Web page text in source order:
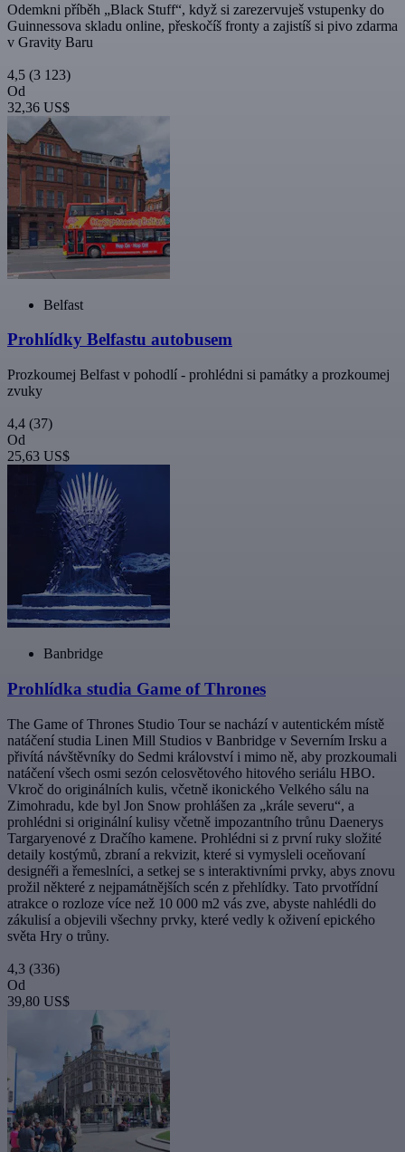
Odemkni příběh „Black Stuff“, když si zarezervuješ vstupenky do
Guinnessova skladu online, přeskočíš fronty a zajistíš si pivo zdarma
v Gravity Baru
4,5 (3 123)
Od
32,36 US$
Belfast
Prohlídky Belfastu autobusem
Prozkoumej Belfast v pohodlí - prohlédni si památky a prozkoumej
zvuky
4,4 (37)
Od
25,63 US$
Banbridge
Prohlídka studia Game of Thrones
The Game of Thrones Studio Tour se nachází v autentickém místě
natáčení studia Linen Mill Studios v Banbridge v Severním Irsku a
přivítá návštěvníky do Sedmi království i mimo ně, aby prozkoumali
natáčení všech osmi sezón celosvětového hitového seriálu HBO.
Vkroč do originálních kulis, včetně ikonického Velkého sálu na
Zimohradu, kde byl Jon Snow prohlášen za „krále severu“, a
prohlédni si originální kulisy včetně impozantního trůnu Daenerys
Targaryenové z Dračího kamene. Prohlédni si z první ruky složité
detaily kostýmů, zbraní a rekvizit, které si vymysleli oceňovaní
designéři a řemeslníci, a setkej se s interaktivními prvky, abys znovu
prožil některé z nejpamátnějších scén z přehlídky. Tato prvotřídní
atrakce o rozloze více než 10 000 m2 vás zve, abyste nahlédli do
zákulisí a objevili všechny prvky, které vedly k oživení epického
světa Hry o trůny.
4,3 (336)
Od
39,80 US$